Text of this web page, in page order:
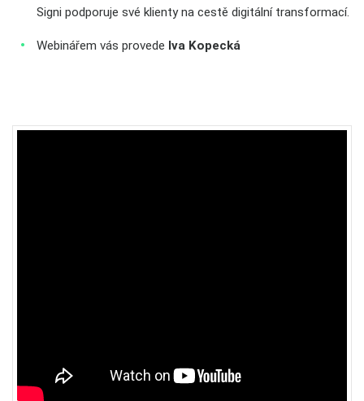
Signi podporuje své klienty na cestě digitální transformací.
Webinářem vás provede Iva Kopecká